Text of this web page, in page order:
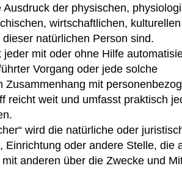
der physischen,
wirtschaftlichen,
natürlichen Person sind.
jeder mit oder ohne Hilfe
Vorgang oder jede solche
Zusammenhang mit
reicht weit und umfasst praktisch
wird die natürliche oder
Einrichtung oder andere Stelle, die
anderen über die Zwecke und